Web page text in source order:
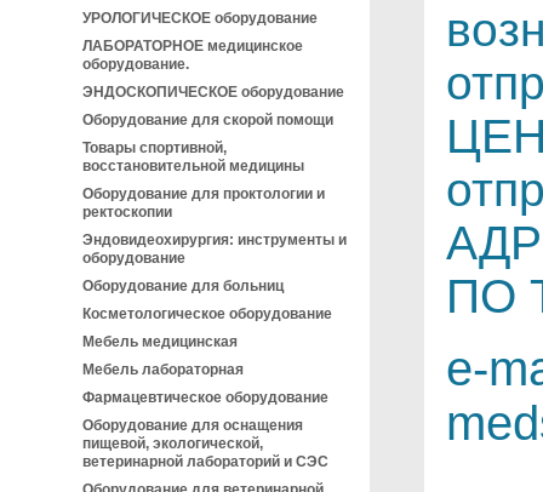
УРОЛОГИЧЕСКОЕ оборудование
ЛАБОРАТОРНОЕ медицинское
оборудование.
ЭНДОСКОПИЧЕСКОЕ оборудование
Оборудование для скорой помощи
Товары спортивной,
восстановительной медицины
Оборудование для проктологии и
ректоскопии
Эндовидеохирургия: инструменты и
оборудование
Оборудование для больниц
Косметологическое оборудование
Мебель медицинская
Мебель лабораторная
Фармацевтическое оборудование
Оборудование для оснащения
пищевой, экологической,
ветеринарной лабораторий и СЭС
ПО
e-